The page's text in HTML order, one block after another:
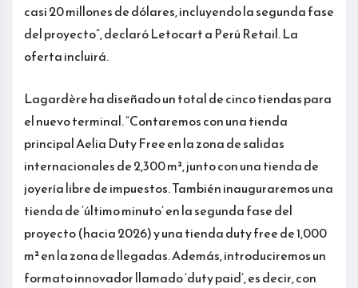
casi 20 millones de dólares, incluyendo la segunda fase
del proyecto”, declaró Letocart a Perú Retail. La
oferta incluirá.
Lagardère ha diseñado un total de cinco tiendas para
el nuevo terminal. “Contaremos con una tienda
principal Aelia Duty Free en la zona de salidas
internacionales de 2,300 m², junto con una tienda de
joyería libre de impuestos. También inauguraremos una
tienda de ‘último minuto’ en la segunda fase del
proyecto (hacia 2026) y una tienda duty free de 1,000
m² en la zona de llegadas. Además, introduciremos un
formato innovador llamado ‘duty paid’, es decir, con